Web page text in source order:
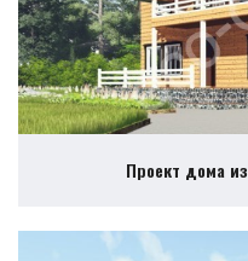
Проект дома